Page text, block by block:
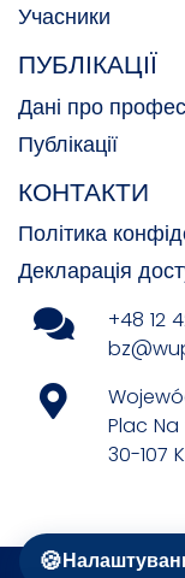
Учасники
ПУБЛІКАЦІЇ
Дані про
Публікації
КОНТАКТИ
Політика
Декларація
+48 12
Plac Na
30-107
🍪